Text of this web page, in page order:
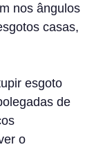
nos ângulos
casas,
esgoto
de
o